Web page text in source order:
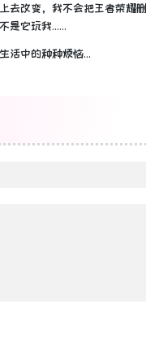
去改变，我不会把王者荣耀
是它玩我……
活中的种种烦恼…